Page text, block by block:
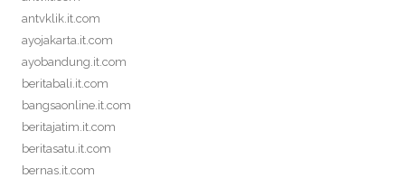
antvklik.it.com
ayojakarta.it.com
ayobandung.it.com
beritabali.it.com
bangsaonline.it.com
beritajatim.it.com
beritasatu.it.com
bernas.it.com